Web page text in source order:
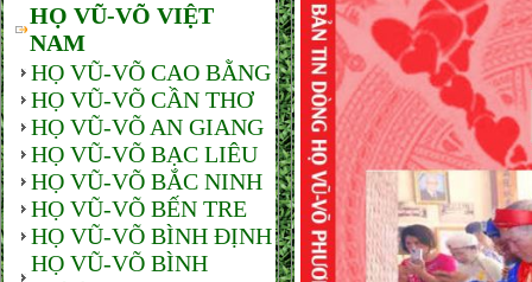
HỌ VŨ-VÕ VIỆT
NAM
HỌ VŨ-VÕ CAO BẰNG
HỌ VŨ-VÕ CẦN THƠ
HỌ VŨ-VÕ AN GIANG
HỌ VŨ-VÕ BẠC LIÊU
HỌ VŨ-VÕ BẮC NINH
HỌ VŨ-VÕ BẾN TRE
HỌ VŨ-VÕ BÌNH ĐỊNH
HỌ VŨ-VÕ BÌNH